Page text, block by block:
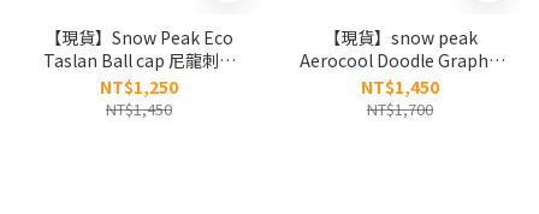
【現貨】Snow Peak Eco
Taslan Ball cap 尼龍刺繡
logo老帽 抗UV 防潑水DWR
S26ZUFBC70
NT$1,250
NT$1,450
【現貨】snow peak
Aerocool Doodle Graphic
Short Sleeve T-Shirt 塗鴉
字體 短tee S26MUFTS30
NT$1,450
NT$1,700